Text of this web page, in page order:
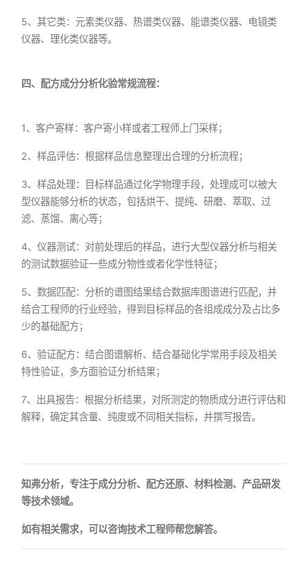
5、其它类：元素类仪器、热谱类仪器、能谱类仪器、电镜类
仪器、理化类仪器等。
四、配方成分分析化验常规流程：
1、客户寄样：客户寄小样或者工程师上门采样；
2、样品评估：根据样品信息整理出合理的分析流程；
3、样品处理：目标样品通过化学物理手段，处理成可以被大
型仪器能够分析的状态，包括烘干、提纯、研磨、萃取、过
滤、蒸馏、离心等；
4、仪器测试：对前处理后的样品，进行大型仪器分析与相关
的测试数据验证一些成分物性或者化学性特征；
5、数据匹配：分析的谱图结果结合数据库图谱进行匹配，并
结合工程师的行业经验，得到目标样品的各组成成分及占比多
少的基础配方；
6、验证配方：结合图谱解析、结合基础化学常用手段及相关
特性验证，多方面验证分析结果；
7、出具报告：根据分析结果，对所测定的物质成分进行评估和
解释，确定其含量、纯度或不同相关指标，并撰写报告。
知弗分析，专注于成分分析、配方还原、材料检测、产品研发
等技术领域。
如有相关需求，可以咨询技术工程师帮您解答。